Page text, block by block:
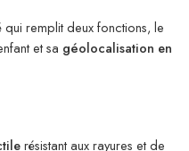
qui remplit deux fonctions, le
et sa géolocalisation en
résistant aux rayures et de